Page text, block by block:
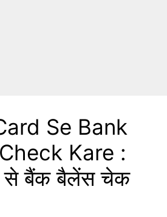
Se Bank
Kare :
से बैंक बैलेंस चेक